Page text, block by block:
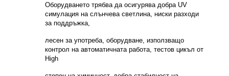
Оборудването трябва да осигурява добра UV
симулация на слънчева светлина, ниски разходи
за поддръжка,
лесен за употреба, оборудване, използващо
контрол на автоматичната работа, тестов цикъл от
High